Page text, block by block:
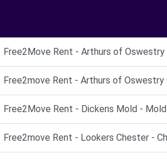
Free2Move Rent - Arthurs of
Free2move Rent - Arthurs of Oswestry
Free2Move Rent - Dickens Mold - Mold
Free2move Rent - Lookers Chester -